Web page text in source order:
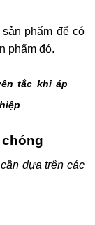
phẩm để có
phẩm đó.
tắc khi áp
chóng
dựa trên các